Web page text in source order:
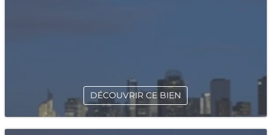
DÉCOUVRIR CE BIEN